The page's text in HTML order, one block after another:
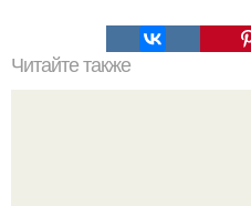
Читайте также